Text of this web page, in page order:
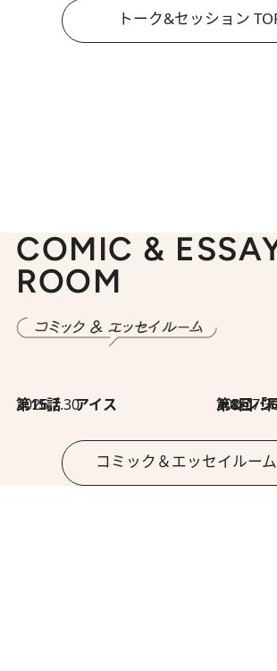
トーク&セッション
COMIC &
ROOM
2026.7.30
第15話 アイス 第8回「同人誌即売会
コミック＆エッセイルー